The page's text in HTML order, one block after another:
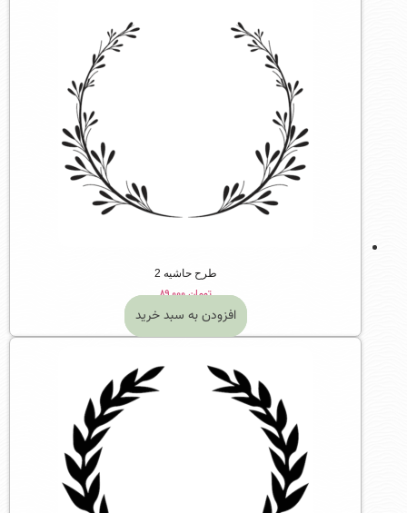
طرح حاشیه 2
تومان۸۹,۰۰۰
افزودن به سبد خرید